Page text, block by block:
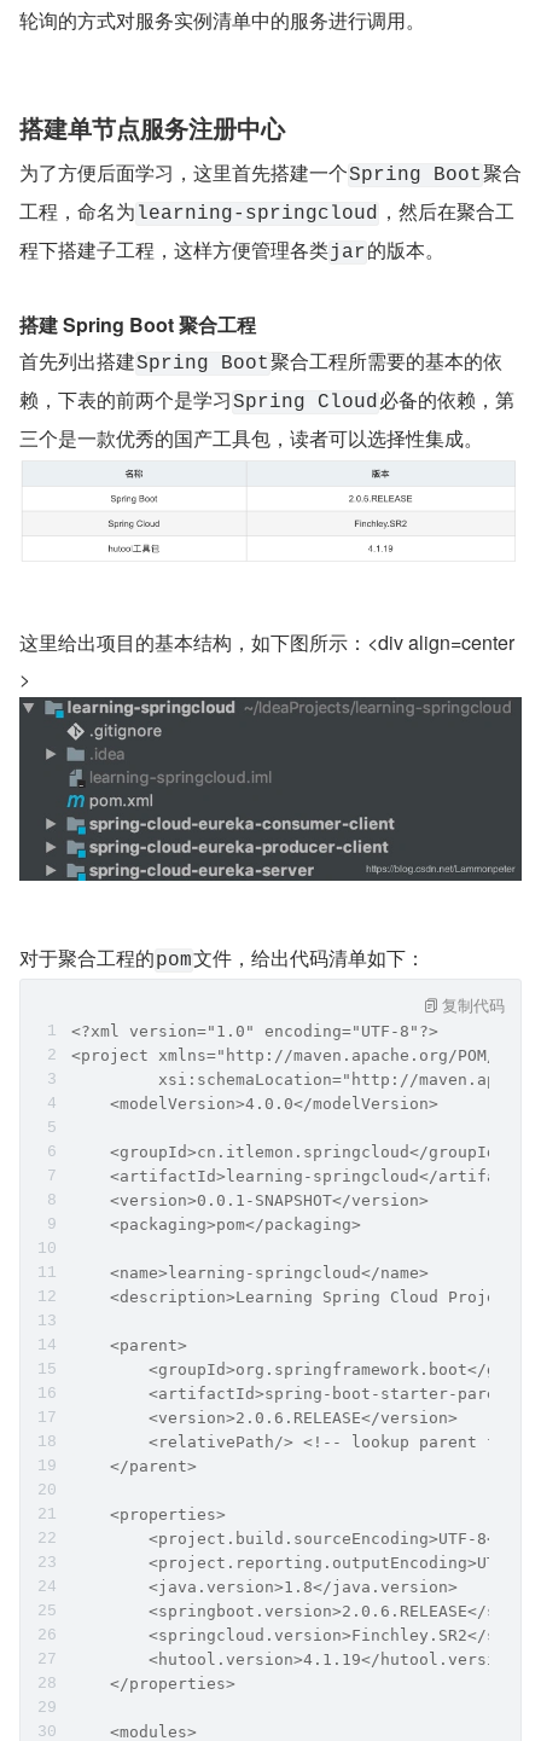
轮询的方式对服务实例清单中的服务进行调用。
搭建单节点服务注册中心
为了方便后面学习，这里首先搭建一个Spring Boot聚合
工程，命名为 learning-springcloud ，然后在聚合工
程下搭建子工程，这样方便管理各类jar的版本。
搭建 Spring Boot 聚合工程
首先列出搭建Spring Boot聚合工程所需要的基本的依
赖，下表的前两个是学习Spring Cloud必备的依赖，第
三个是一款优秀的国产工具包，读者可以选择性集成。
这里给出项目的基本结构，如下图所示：<div align=center
>
对于聚合工程的pom文件，给出代码清单如下：
<?xml version="1.0" encoding="UTF-8"?>
<project xmlns="http://maven.apache.org/POM/
xsi:schemaLocation="http://
    <modelVersion>4.0.0</modelVersion>
    <groupId>cn.itlemon.springcloud</groupId>
<artifactId>learning-springcloud</
    <version>0.0.1-SNAPSHOT</version>
    <packaging>pom</packaging>
    <name>learning-springcloud</name>
<description>Learning Spring Cloud Project
    <parent>
<groupId>org.springframework.boot</
<artifactId>spring-boot-starter-parent</
        <version>2.0.6.RELEASE</version>
<relativePath/> <!-- lookup parent from
    </parent>
    <properties>
<project.build.sourceEncoding>UTF-8</
<project.reporting.outputEncoding>UTF-
        <java.version>1.8</java.version>
<springboot.version>2.0.6.RELEASE</
<springcloud.version>Finchley.SR2</
        <hutool.version>4.1.19</hutool.version>
    </properties>
    <modules>
复制代码